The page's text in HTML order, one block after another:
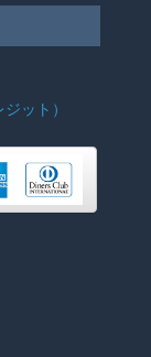
ット）